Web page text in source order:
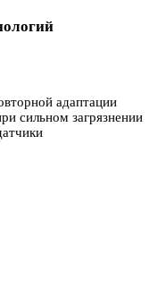
адаптации
сильном загрязнении